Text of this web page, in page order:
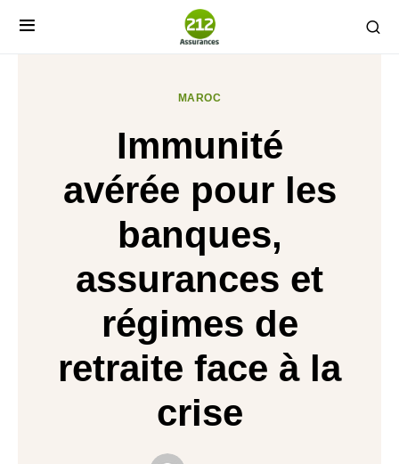
MAROC
Immunité
avérée pour les
banques,
assurances et
régimes de
retraite face à la
crise